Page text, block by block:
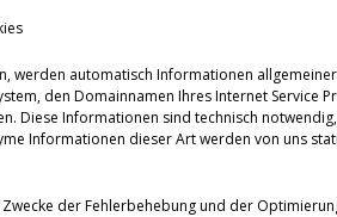
werden automatisch Informationen
den Domainnamen Ihres Internet Service
Diese Informationen sind technisch
Informationen dieser Art werden von uns
der Fehlerbehebung und der